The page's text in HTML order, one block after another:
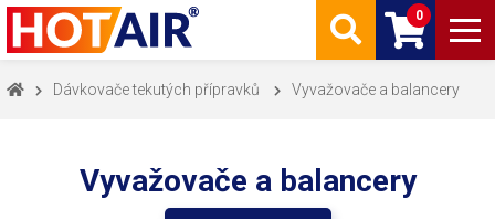
0
Dávkovače tekutých přípravků Vyvažovače a balancery
Vyvažovače a balancery